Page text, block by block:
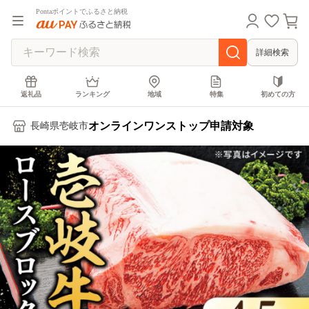
Pontaポイントでふるさと納税
詳細検索
返礼品 ランキング 地域 特集 初めての方
長崎県壱岐市オンラインワンストップ申請対象